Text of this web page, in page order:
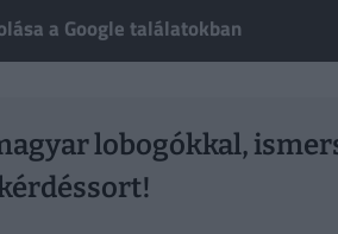
a Google találatokban
lobogókkal,